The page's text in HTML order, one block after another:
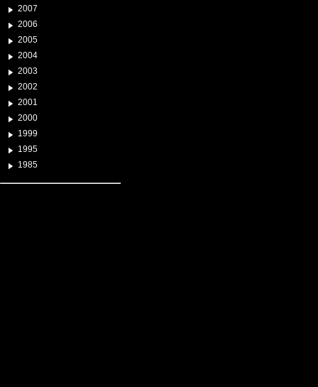
2007
2006
2005
2004
2003
2002
2001
2000
1999
1995
1985